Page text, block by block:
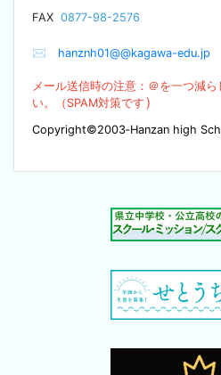
FAX 0877-98-2576
✉ hanznh01@@kagawa-edu.jp
メール送信時の注意：＠を一つ減ら
い。（SPAM対策です ）
Copyright©2003‐Hanzan high